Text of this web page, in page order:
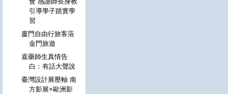
引導學子踏實學
習
廈門自由行旅客蒞
金門旅遊
嘉藥師生真情告
白：有話大聲說
臺灣設計展壓軸 南
方影展×歐洲影